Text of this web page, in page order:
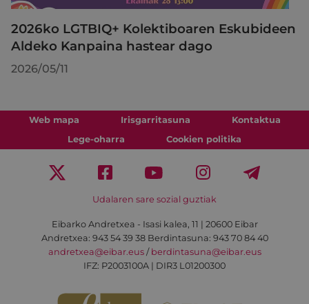
2026ko LGTBIQ+ Kolektiboaren Eskubideen
Aldeko Kanpaina hastear dago
2026/05/11
Web mapa Irisgarritasuna
Kontaktua
Lege-oharra
Cookien politika
Udalaren sare sozial guztiak
Eibarko Andretxea - Isasi kalea, 11 | 20600 Eibar
Andretxea: 943 54 39 38 Berdintasuna: 943 70 84 40
andretxea@eibar.eus/ berdintasuna@eibar.eus
IFZ: P2003100A | DIR3 L01200300